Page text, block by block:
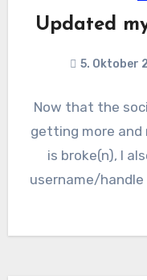
Updated
5. Oktober
Now that the
getting more
is broke(n), I
username/